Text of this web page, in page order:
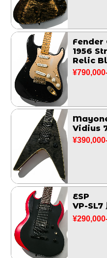
Fender
1956
Relic
Vidius
ESP
VP-SL7